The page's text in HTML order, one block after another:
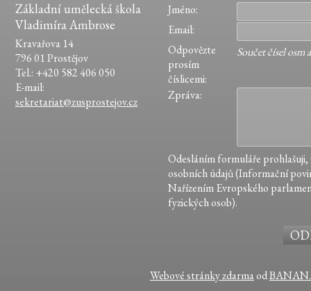
Základní umělecká škola
Vladimíra Ambrose
Kravařova 14
796 01 Prostějov
Tel.: +420 582 406 050
E-mail:
sekretariat@zusprostejov.cz
Jméno:
Email:
Odpovězte
prosím
číslicemi:
Součet čísel osm
Zpráva:
Odesláním formuláře prohlašuji,
osobních údajů (Informační
Nařízením Evropského
fyzických osob).
Webové stránky zdarmaod